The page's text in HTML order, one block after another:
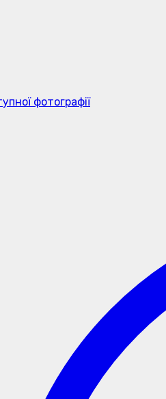
фотографії